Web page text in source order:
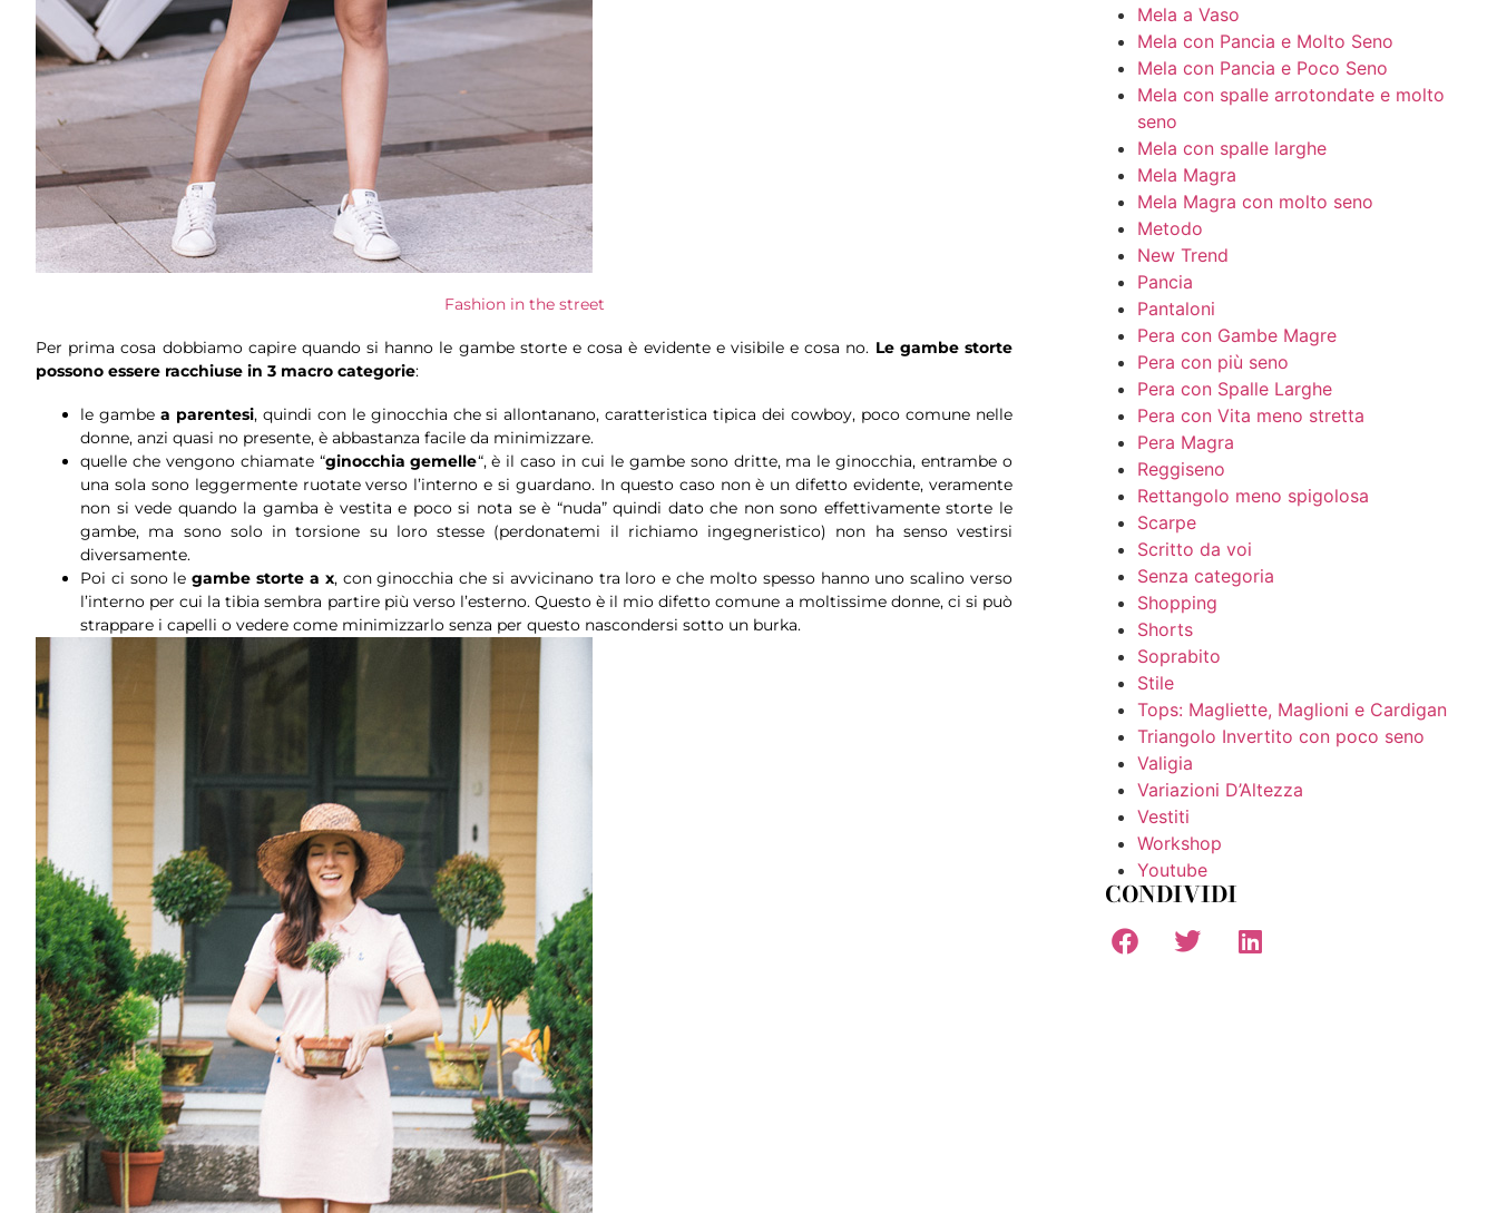
Fashion in the street
Per prima cosa dobbiamo capire quando si hanno le gambe storte e cosa è evidente e visibile e cosa no. Le gambe storte
possono essere racchiuse in 3 macro categorie:
le gambe a parentesi, quindi con le ginocchia che si allontanano, caratteristica tipica dei cowboy, poco comune nelle
donne, anzi quasi no presente, è abbastanza facile da minimizzare.
quelle che vengono chiamate “ginocchia gemelle“, è il caso in cui le gambe sono dritte, ma le ginocchia, entrambe o
una sola sono leggermente ruotate verso l’interno e si guardano. In questo caso non è un difetto evidente, veramente
non si vede quando la gamba è vestita e poco si nota se è “nuda” quindi dato che non sono effettivamente storte le
gambe, ma sono solo in torsione su loro stesse (perdonatemi il richiamo ingegneristico) non ha senso vestirsi
diversamente.
Poi ci sono legambe storte a x, con ginocchia che si avvicinano tra loro e che molto spesso hanno uno scalino verso
l’interno per cui la tibia sembra partire più verso l’esterno. Questo è il mio difetto comune a moltissime donne, ci si può
strappare i capelli o vedere come minimizzarlo senza per questo nascondersi sotto un burka.
Mela a Vaso
Mela con Pancia e Molto Seno
Mela con Pancia e Poco Seno
Mela con spalle arrotondate e molto
seno
Mela con spalle larghe
Mela Magra
Mela Magra con molto seno
Metodo
New Trend
Pancia
Pantaloni
Pera con Gambe Magre
Pera con più seno
Pera con Spalle Larghe
Pera con Vita meno stretta
Pera Magra
Reggiseno
Rettangolo meno spigolosa
Scarpe
Scritto da voi
Senza categoria
Shopping
Shorts
Soprabito
Stile
Tops: Magliette, Maglioni e Cardigan
Triangolo Invertito con poco seno
Valigia
Variazioni D’Altezza
Vestiti
Workshop
Youtube
CONDIVIDI